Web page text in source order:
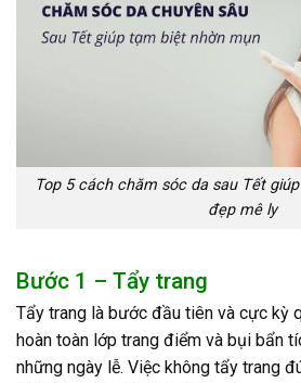
Top 5 cách chăm sóc da sau Tết
đẹp mê ly
Bước 1 – Tẩy trang
Tẩy trang là bước đầu tiên và cực kỳ
hoàn toàn lớp trang điểm và bụi bẩn
những ngày lễ. Việc không tẩy trang